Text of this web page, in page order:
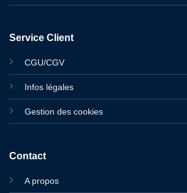
Service Client
CGU/CGV
Infos légales
Gestion des cookies
Contact
A propos